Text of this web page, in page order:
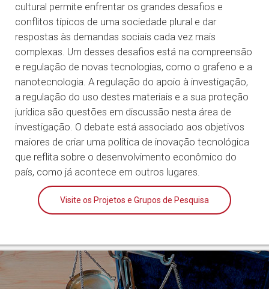
cultural permite enfrentar os grandes desafios e
conflitos típicos de uma sociedade plural e dar
respostas às demandas sociais cada vez mais
complexas. Um desses desafios está na compreensão
e regulação de novas tecnologias, como o grafeno e a
nanotecnologia. A regulação do apoio à investigação,
a regulação do uso destes materiais e a sua proteção
jurídica são questões em discussão nesta área de
investigação. O debate está associado aos objetivos
maiores de criar uma política de inovação tecnológica
que reflita sobre o desenvolvimento econômico do
país, como já acontece em outros lugares.
Visite os Projetos e Grupos de Pesquisa